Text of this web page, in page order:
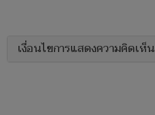
เงื่อนไขการแสดงความคิดเห็น